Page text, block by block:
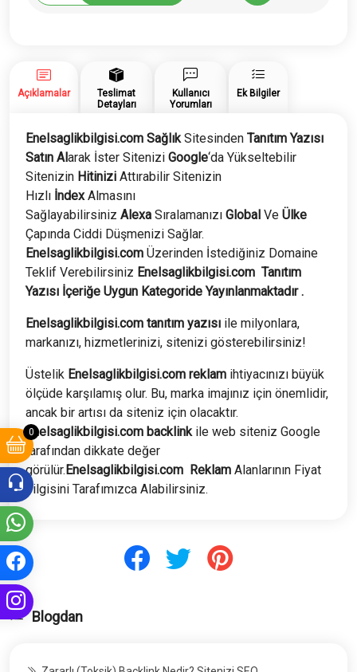
0
Tanıtım
Açıklamalar
Teslimat
Detayları
Kullanıcı
Yorumları
Ek Bilgiler
Enelsaglikbilgisi.com Sağlık Sitesinden Tanıtım Yazısı
Satın Alarak İster Sitenizi Google‘da Yükseltebilir
Sitenizin Hitinizi Attırabilir Sitenizin
Hızlı İndexAlmasını
Sağlayabilirsiniz Alexa Sıralamanızı Global Ve Ülke
Çapında Ciddi Düşmenizi Sağlar.
Enelsaglikbilgisi.com Üzerinden İstediğiniz Domaine
Teklif Verebilirsiniz Enelsaglikbilgisi.com Tanıtım
Yazısı İçeriğe Uygun Kategoride Yayınlanmaktadır .
Enelsaglikbilgisi.com tanıtım yazısı ile milyonlara,
markanızı, hizmetlerinizi, sitenizi gösterebilirsiniz!
Üstelik Enelsaglikbilgisi.com reklam ihtiyacınızı büyük
ölçüde karşılamış olur. Bu, marka imajınız için önemlidir,
ancak bir artısı da siteniz için olacaktır.
Enelsaglikbilgisi.com backlink ile web siteniz Google
tarafından dikkate değer
görülür.Enelsaglikbilgisi.com Reklam Alanlarının Fiyat
bilgisini Tarafımızca Alabilirsiniz.
Blogdan